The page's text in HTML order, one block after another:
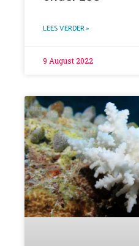
LEES VERDER »
9 August 2022